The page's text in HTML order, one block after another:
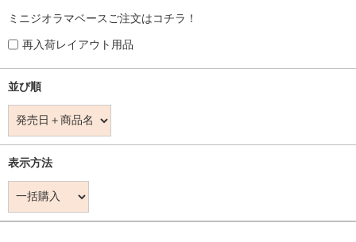
ミニジオラマベースご注文はコチラ！
再入荷レイアウト用品
並び順
表示方法